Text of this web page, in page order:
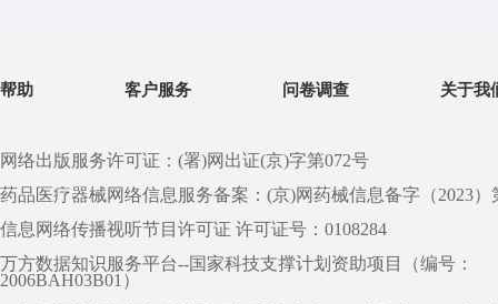
帮助 客户服务 问卷调查 关于我
网络出版服务许可证：(署)网出证(京)字第072号
药品医疗器械网络信息服务备案：(京)网药械信息备字（2023）
信息网络传播视听节目许可证 许可证号：0108284
万方数据知识服务平台--国家科技支撑计划资助项目（编号：
2006BAH03B01）